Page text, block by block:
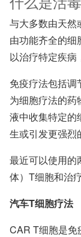
与大多数由天然
由功能齐全的细
以治疗特定疾病
免疫疗法包括调
为细胞疗法的药
液中收集特定的
生或引发更强烈
最近可以使用的
体）T细胞和治
汽车T细胞疗法
CAR T细胞是免